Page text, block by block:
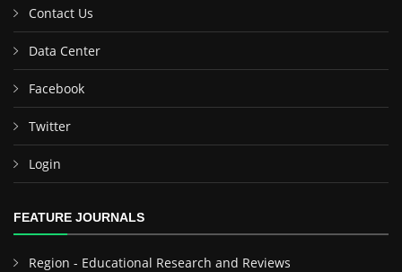
Contact Us
Data Center
Facebook
Twitter
Login
FEATURE JOURNALS
Region - Educational Research and Reviews